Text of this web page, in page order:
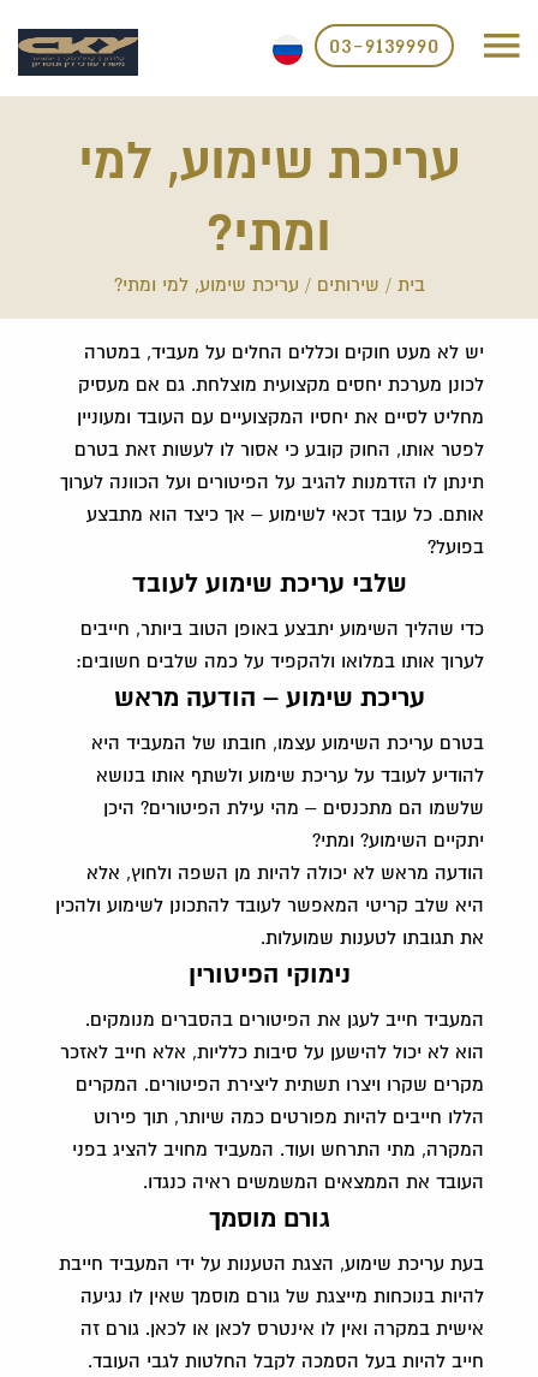
03-9139990
עריכת שימוע, למי
ומתי?
בית / שירותים / עריכת שימוע, למי ומתי?
יש לא מעט חוקים וכללים החלים על מעביד, במטרה
לכונן מערכת יחסים מקצועית מוצלחת. גם אם מעסיק
מחליט לסיים את יחסיו המקצועיים עם העובד ומעוניין
לפטר אותו, החוק קובע כי אסור לו לעשות זאת בטרם
תינתן לו הזדמנות להגיב על הפיטורים ועל הכוונה לערוך
אותם. כל עובד זכאי לשימוע – אך כיצד הוא מתבצע
בפועל?
שלבי עריכת שימוע לעובד
כדי שהליך השימוע יתבצע באופן הטוב ביותר, חייבים
לערוך אותו במלואו ולהקפיד על כמה שלבים חשובים:
עריכת שימוע – הודעה מראש
בטרם עריכת השימוע עצמו, חובתו של המעביד היא
להודיע לעובד על עריכת שימוע ולשתף אותו בנושא
שלשמו הם מתכנסים – מהי עילת הפיטורים? היכן
יתקיים השימוע? ומתי?
הודעה מראש לא יכולה להיות מן השפה ולחוץ, אלא
היא שלב קריטי המאפשר לעובד להתכונן לשימוע ולהכין
את תגובתו לטענות שמועלות.
נימוקי הפיטורין
המעביד חייב לעגן את הפיטורים בהסברים מנומקים.
הוא לא יכול להישען על סיבות כלליות, אלא חייב לאזכר
מקרים שקרו ויצרו תשתית ליצירת הפיטורים. המקרים
הללו חייבים להיות מפורטים כמה שיותר, תוך פירוט
המקרה, מתי התרחש ועוד. המעביד מחויב להציג בפני
העובד את הממצאים המשמשים ראיה כנגדו.
גורם מוסמך
בעת עריכת שימוע, הצגת הטענות על ידי המעביד חייבת
להיות בנוכחות מייצגת של גורם מוסמך שאין לו נגיעה
אישית במקרה ואין לו אינטרס לכאן או לכאן. גורם זה
חייב להיות בעל הסמכה לקבל החלטות לגבי העובד.